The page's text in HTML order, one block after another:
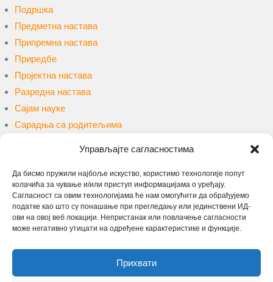
Управљајте сагласностима
Да бисмо пружили најбоље искуство, користимо технологије попут
колачића за чување и/или приступ информацијама о уређају.
Сагласност са овим технологијама ће нам омогућити да обрађујемо
податке као што су понашање при прегледању или јединствени ИД-
ови на овој веб локацији. Непристанак или повлачење сагласности
може негативно утицати на одређене карактеристике и функције.
Прихвати
Подршка
Предметна настава
Припремна настава
Приредбе
Пројектна настава
Разредна настава
Сајам науке
Сарадња са родитељима
Такмичења и конкурси
Уџбеници и наставна средства
Упис
Учење на даљину